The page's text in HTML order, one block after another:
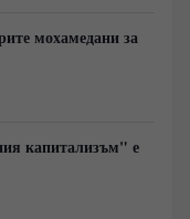
мохамедани за
капитализъм" е